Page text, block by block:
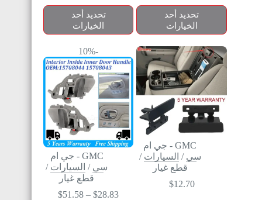
تحديد أحد
الخيارات
تحديد أحد
الخيارات
GMC - جي ام
سي / السيارات /
قطع غيار
$12.70
-10%
GMC - جي ام
سي / السيارات /
قطع غيار
$28.83
–
$51.58